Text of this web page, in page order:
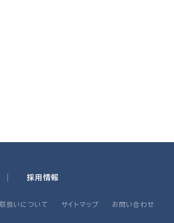
採用情報
扱いについて サイトマップ お問い合わせ